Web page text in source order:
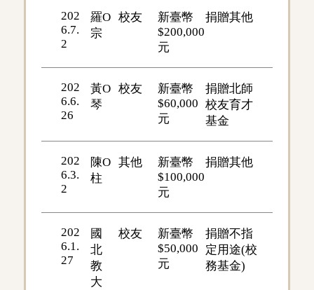
202
6.7.
2
羅O
宗
校友
新臺幣
$200,000
元
捐贈其他
202
6.6.
26
黃O
琴
校友
新臺幣
$60,000
元
捐贈北師
校友育才
基金
202
6.3.
2
陳O
柱
其他
新臺幣
$100,000
元
捐贈其他
202
6.1.
27
國
北
教
大
校友
新臺幣
$50,000
元
捐贈不指
定用途(校
務基金)